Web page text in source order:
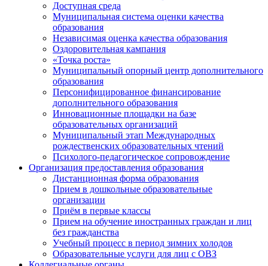
Доступная среда
Муниципальная система оценки качества
образования
Независимая оценка качества образования
Оздоровительная кампания
«Точка роста»
Муниципальный опорный центр дополнительного
образования
Персонифицированное финансирование
дополнительного образования
Инновационные площадки на базе
образовательных организаций
Муниципальный этап Международных
рождественских образовательных чтений
Психолого-педагогическое сопровождение
Организация предоставления образования
Дистанционная форма образования
Прием в дошкольные образовательные
организации
Приём в первые классы
Прием на обучение иностранных граждан и лиц
без гражданства
Учебный процесс в период зимних холодов
Образовательные услуги для лиц с ОВЗ